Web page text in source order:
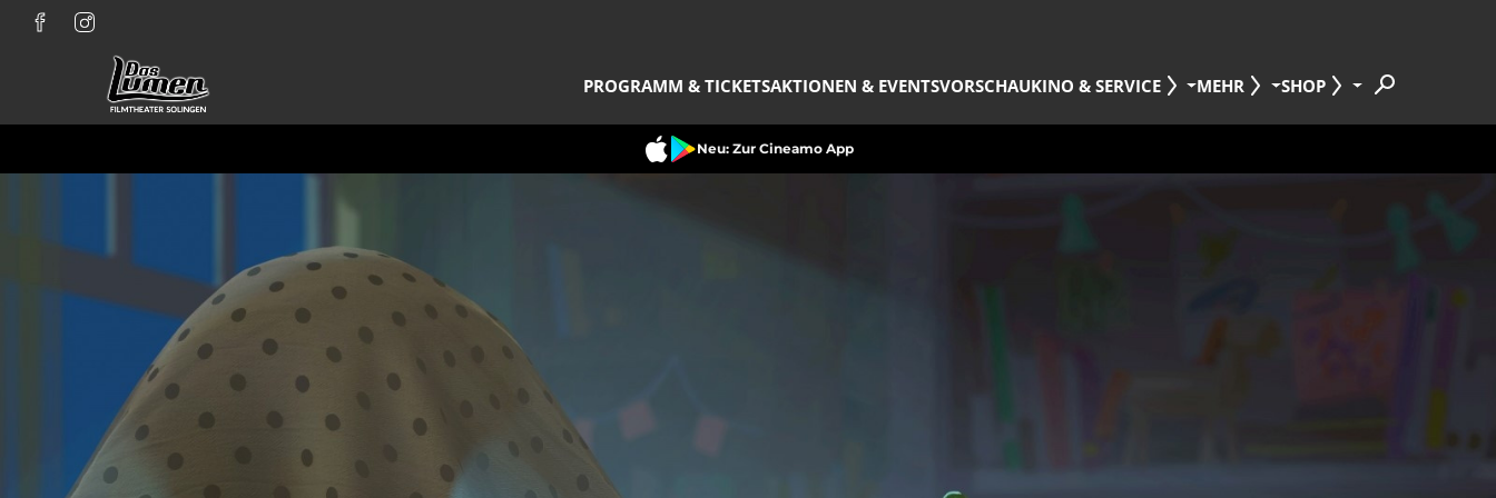
PROGRAMM & TICKETSAKTIONEN & EVENTSVORSCHAUKINO & SERVICE MEHR SHOP
Neu: Zur Cineamo App